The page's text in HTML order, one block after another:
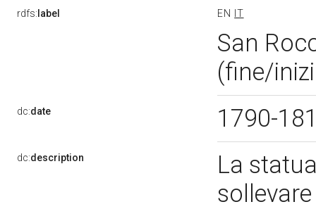
rdfs: label EN IT
San
(fine/
dc:date 1790-
dc:description
La